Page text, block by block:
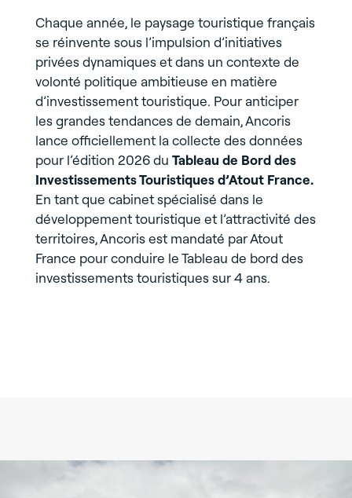
Chaque année, le paysage touristique français
se réinvente sous l’impulsion d’initiatives
privées dynamiques etdans un contexte de
volonté politique ambitieuse en matière
d’investissement touristique. Pour anticiper
les grandes tendances de demain, Ancoris
lance officiellement la collecte des données
pour l’édition 2026 du Tableau de Bord des
Investissements Touristiques d’Atout France.
En tant que cabinet spécialisé dans le
développement touristique et l’attractivité des
territoires,Ancoris est mandaté par Atout
France pour conduire le Tableau de bord des
investissements touristiques sur 4 ans.